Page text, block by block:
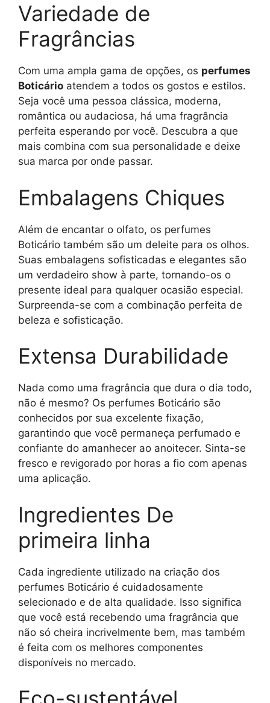
Variedade de
Fragrâncias
Com uma ampla gama de opções, os perfumes
Boticário atendem a todos os gostos e estilos.
Seja você uma pessoa clássica, moderna,
romântica ou audaciosa, há uma fragrância
perfeita esperando por você. Descubra a que
mais combina com sua personalidade e deixe
sua marca por onde passar.
Embalagens Chiques
Além de encantar o olfato, os perfumes
Boticário também são um deleite para os olhos.
Suas embalagens sofisticadas e elegantes são
um verdadeiro show à parte, tornando-os o
presente ideal para qualquer ocasião especial.
Surpreenda-se com a combinação perfeita de
beleza e sofisticação.
Extensa Durabilidade
Nada como uma fragrância que dura o dia todo,
não é mesmo? Os perfumes Boticário são
conhecidos por sua excelente fixação,
garantindo que você permaneça perfumado e
confiante do amanhecer ao anoitecer. Sinta-se
fresco e revigorado por horas a fio com apenas
uma aplicação.
Ingredientes De
primeira linha
Cada ingrediente utilizado na criação dos
perfumes Boticário é cuidadosamente
selecionado e de alta qualidade. Isso significa
que você está recebendo uma fragrância que
não só cheira incrivelmente bem, mas também
é feita com os melhores componentes
disponíveis no mercado.